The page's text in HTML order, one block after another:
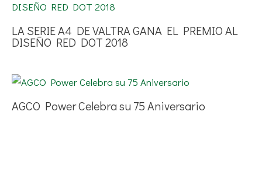
LA SERIE A4 DE VALTRA GANA EL PREMIO AL
DISEÑO RED DOT 2018
AGCO Power Celebra su 75 Aniversario